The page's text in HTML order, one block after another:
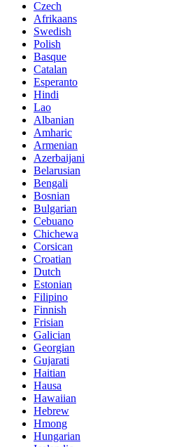
Czech
Afrikaans
Swedish
Polish
Basque
Catalan
Esperanto
Hindi
Lao
Albanian
Amharic
Armenian
Azerbaijani
Belarusian
Bengali
Bosnian
Bulgarian
Cebuano
Chichewa
Corsican
Croatian
Dutch
Estonian
Filipino
Finnish
Frisian
Galician
Georgian
Gujarati
Haitian
Hausa
Hawaiian
Hebrew
Hmong
Hungarian